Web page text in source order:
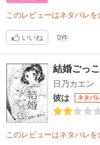
このレビューはネタバレ
いいね 0件
結婚ごっ
日乃カエン
彼は
ネタバ
このレビューはネタバレ